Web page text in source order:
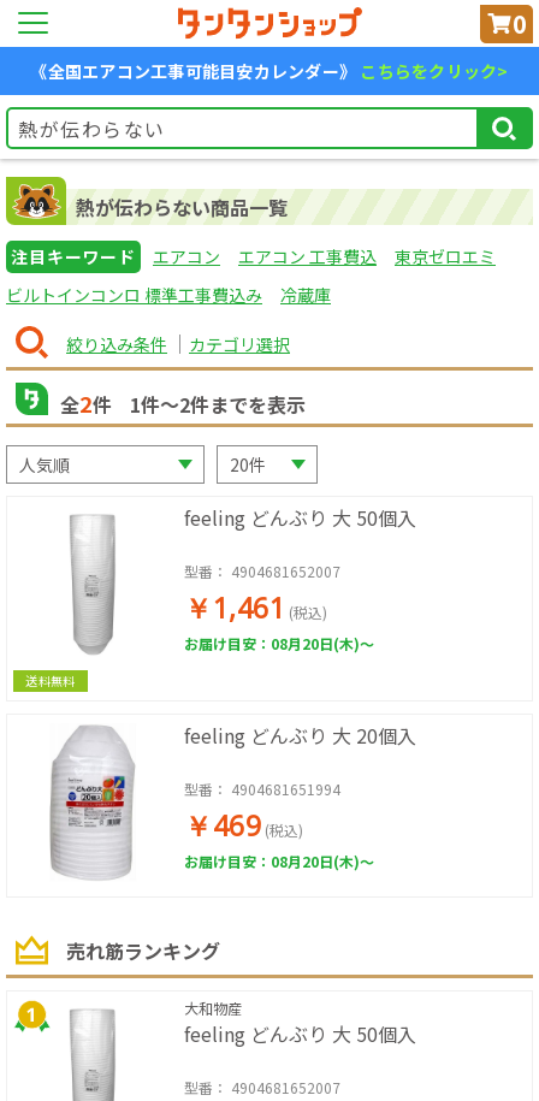
0
《全国エアコン工事可能目安カレンダー》 こちらをクリック>
熱が伝わらない商品一覧
注目キーワード エアコン エアコン 工事費込
東京ゼロエミ
ビルトインコンロ 標準工事費込み
冷蔵庫
絞り込み条件 カテゴリ選択
全2件 1件〜2件までを表示
送料無料
feeling どんぶり 大 50個入
型番： 4904681652007
￥1,461 (税込)
お届け目安：08月20日(木)～
feeling どんぶり 大 20個入
型番： 4904681651994
￥469 (税込)
お届け目安：08月20日(木)～
売れ筋ランキング
大和物産
feeling どんぶり 大 50個入
型番： 4904681652007